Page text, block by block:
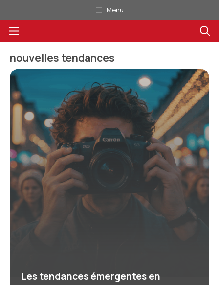
au
contenu
Menu
Menu
nouvelles tendances
Les tendances émergentes en